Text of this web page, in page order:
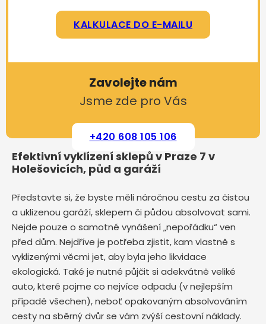
KALKULACE DO E-MAILU
Zavolejte nám
Jsme zde pro Vás
+420 608 105 106
Efektivní vyklízení sklepů v Praze 7 v
Holešovicích, půd a garáží
Představte si, že byste měli náročnou cestu za čistou
a uklizenou garáží, sklepem či půdou absolvovat sami.
Nejde pouze o samotné vynášení „nepořádku“ ven
před dům. Nejdříve je potřeba zjistit, kam vlastně s
vyklizenými věcmi jet, aby byla jeho likvidace
ekologická. Také je nutné půjčit si adekvátně veliké
auto, které pojme co nejvíce odpadu (v nejlepším
případě všechen), neboť opakovaným absolvováním
cesty na sběrný dvůr se vám zvýší cestovní náklady.